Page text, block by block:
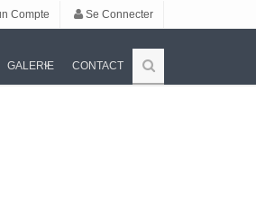
Compte Se Connecter
GALERIE CONTACT